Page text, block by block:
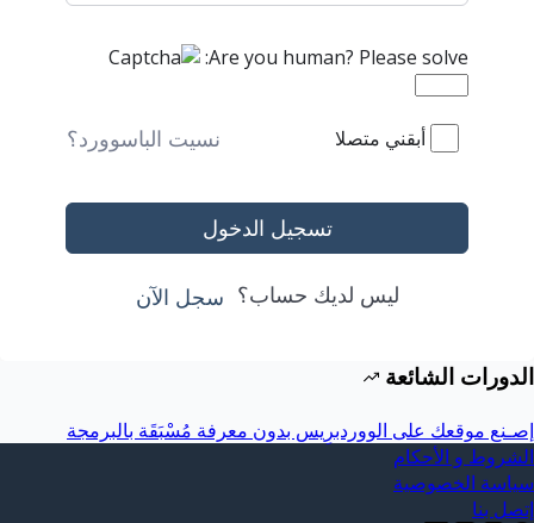
Are you human? Please solve:
أبقني متصلا نسيت الباسوورد؟
تسجيل الدخول
ليس لديك حساب؟ سجل الآن
الدورات الشائعة
إصـنع موقعك على الووردبرِيس بدون معرفة مُسْبَقَة بالبرمجة
الشروط و الأحكام
سياسة الخصوصية
إتصل بنا